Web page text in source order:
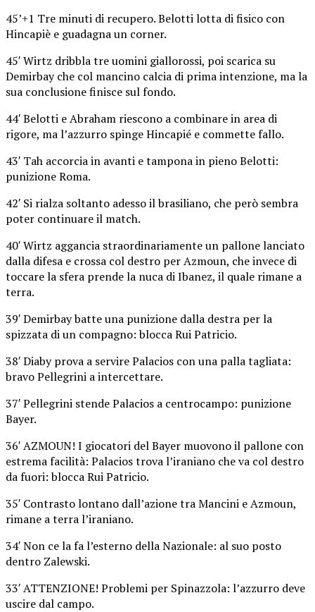
45’+1 Tre minuti di recupero. Belotti lotta di fisico con
Hincapiè e guadagna un corner.
45′ Wirtz dribbla tre uomini giallorossi, poi scarica su
Demirbay che col mancino calcia di prima intenzione, ma la
sua conclusione finisce sul fondo.
44′ Belotti e Abraham riescono a combinare in area di
rigore, ma l’azzurro spinge Hincapié e commette fallo.
43′ Tah accorcia in avanti e tampona in pieno Belotti:
punizione Roma.
42′ Si rialza soltanto adesso il brasiliano, che però sembra
poter continuare il match.
40′ Wirtz aggancia straordinariamente un pallone lanciato
dalla difesa e crossa col destro per Azmoun, che invece di
toccare la sfera prende la nuca di Ibanez, il quale rimane a
terra.
39′ Demirbay batte una punizione dalla destra per la
spizzata di un compagno: blocca Rui Patricio.
38′ Diaby prova a servire Palacios con una palla tagliata:
bravo Pellegrini a intercettare.
37′ Pellegrini stende Palacios a centrocampo: punizione
Bayer.
36′ AZMOUN! I giocatori del Bayer muovono il pallone con
estrema facilità: Palacios trova l’iraniano che va col destro
da fuori: blocca Rui Patricio.
35′ Contrasto lontano dall’azione tra Mancini e Azmoun,
rimane a terra l’iraniano.
34′ Non ce la fa l’esterno della Nazionale: al suo posto
dentro Zalewski.
33′ ATTENZIONE! Problemi per Spinazzola: l’azzurro deve
uscire dal campo.